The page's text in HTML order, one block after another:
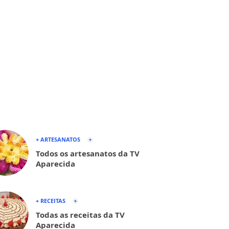
+ ARTESANATOS
Todos os artesanatos da TV
Aparecida
+ RECEITAS
Todas as receitas da TV
Aparecida